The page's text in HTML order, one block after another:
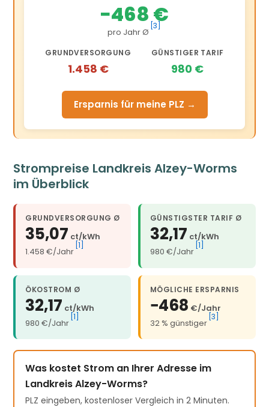
−468 €
pro Jahr Ø
[3]
GRUNDVERSORGUNG
1.458 €
GÜNSTIGER TARIF
980 €
Ersparnis für meine PLZ →
Strompreise Landkreis Alzey-Worms
im Überblick
GRUNDVERSORGUNG Ø
35,07 ct/kWh
1.458 €/Jahr
[1]
GÜNSTIGSTER TARIF Ø
32,17 ct/kWh
980 €/Jahr
[1]
ÖKOSTROM Ø
32,17 ct/kWh
980 €/Jahr
[1]
MÖGLICHE ERSPARNIS
−468 €/Jahr
32 % günstiger
[3]
Was kostet Strom an Ihrer Adresse im
Landkreis Alzey-Worms?
PLZ eingeben, kostenloser Vergleich in 2 Minuten.